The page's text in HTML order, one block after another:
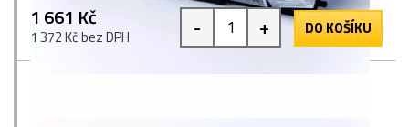
1 661 Kč
1 372 Kč bez DPH - + DO KOŠÍKU